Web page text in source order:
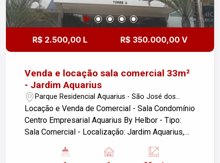
supermercados, farmácias, ótimos restaurantes e
com fácil acesso à via Dutra. Agende sua visita!
R$ 2.500,00 L R$ 350.000,00 V
Venda e locação sala comercial 33m²
- Jardim Aquarius
Parque Residencial Aquarius - São José dos
Campos/SP
Locação e Venda de Comercial - Sala Condomínio
Centro Empresarial Aquarius By Helbor - Tipo:
Sala Comercial - Localização: Jardim Aquarius,
33m² - Garagens: 01 vaga - Banheiro: 01 com